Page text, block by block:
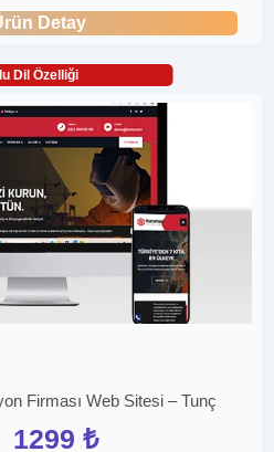
Detay
Dil Özelliği
Firması Web Sitesi – Tunç
1299 ₺